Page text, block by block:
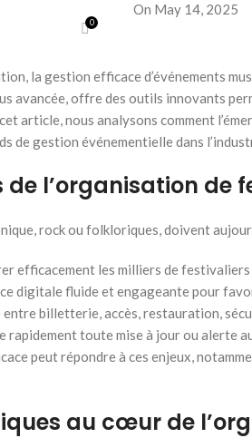
On May 14, 2025
0
la gestion efficace d’événements
avancée, offre des outils innovants
article, nous analysons comment
de gestion événementielle dans
l’organisation de
rock ou folkloriques, doivent
efficacement les milliers de
digitale fluide et engageante pour
billetterie, accès, restauration,
rapidement toute mise à jour ou alerte
peut répondre à ces enjeux,
au cœur de